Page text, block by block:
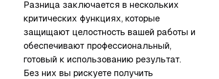
Разница заключается в нескольких
критических функциях, которые
защищают целостность вашей работы и
обеспечивают профессиональный,
готовый к использованию результат.
Без них вы рискуете получить